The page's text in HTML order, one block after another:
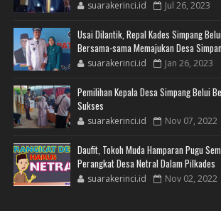
suarakerinci.id Jul 26, 2023
Usai Dilantik, Repal Kades Simpang
Bersama-sama Memajukan Desa
suarakerinci.id Jan 26, 2023
Pemilihan Kepala Desa Simpang Belui
Sukses
suarakerinci.id Nov 07, 2022
Daufit, Tokoh Muda Hamparan Pugu
Perangkat Desa Netral Dalam Pilkades
suarakerinci.id Nov 02, 2022